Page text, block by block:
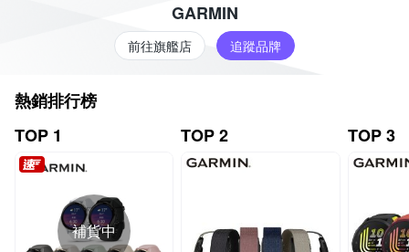
GARMIN
前往旗艦店 追蹤品牌
熱銷排行榜
TOP 1
補貨中
TOP 2 TOP 3